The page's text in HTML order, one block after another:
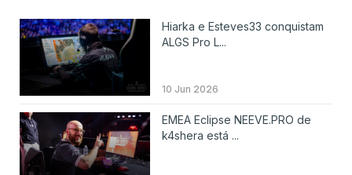
Hiarka e Esteves33 conquistam
ALGS Pro L...
10 Jun 2026
EMEA Eclipse NEEVE.PRO de
k4shera está ...